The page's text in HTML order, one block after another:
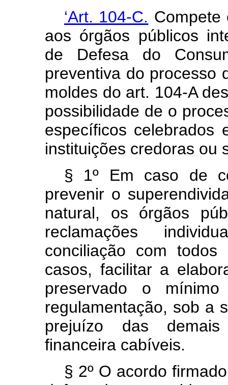
‘Art. 104-C. Compete
aos órgãos públicos
de Defesa do
preventiva do processo
moldes do art. 104-A
possibilidade de o
específicos celebrados
instituições credoras ou
§ 1º Em caso de
prevenir o
natural, os órgãos
reclamações
conciliação com
casos, facilitar a
preservado o
regulamentação, sob a
prejuízo das
financeira cabíveis.
§ 2º O acordo